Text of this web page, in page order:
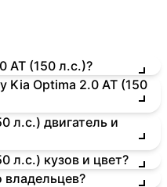
AT (150 л.с.)?
Kia Optima 2.0 AT (150
л.с.) двигатель и
л.с.) кузов и цвет?